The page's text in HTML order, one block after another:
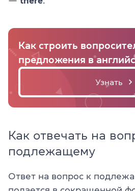
Как строить
предложения в
Узнать
Как отвечать на
подлежащему
Ответ на вопрос к